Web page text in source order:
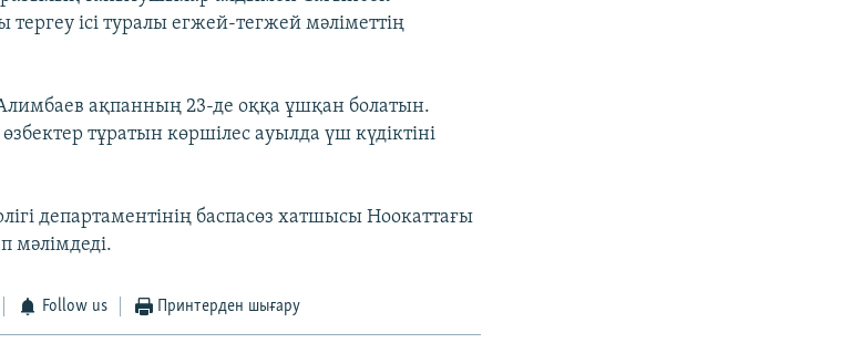
ісі туралы егжей-тегжей мәліметтің
ақпанның 23-де оққа ұшқан болатын.
тұратын көршілес ауылда үш күдіктіні
департаментінің баспасөз хатшысы Ноокаттағы
мәлімдеді.
Follow us Принтерден шығару